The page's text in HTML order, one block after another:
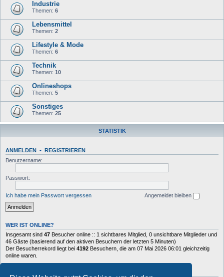
Industrie
Themen: 6
Lebensmittel
Themen: 2
Lifestyle & Mode
Themen: 6
Technik
Themen: 10
Onlineshops
Themen: 5
Sonstiges
Themen: 25
STATISTIK
ANMELDEN • REGISTRIEREN
Benutzername:
Passwort:
Ich habe mein Passwort vergessen Angemeldet bleiben
WER IST ONLINE?
Insgesamt sind 47 Besucher online :: 1 sichtbares Mitglied, 0 unsichtbare Mitglieder und
46 Gäste (basierend auf den aktiven Besuchern der letzten 5 Minuten)
Der Besucherrekord liegt bei 4192 Besuchern, die am 07 Mai 2026 06:01 gleichzeitig
online waren.